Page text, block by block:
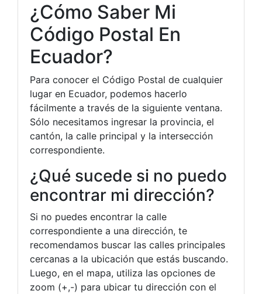
¿Cómo Saber Mi
Código Postal En
Ecuador?
Para conocer el Código Postal de cualquier
lugar en Ecuador, podemos hacerlo
fácilmente a través de la siguiente ventana.
Sólo necesitamos ingresar la provincia, el
cantón, la calle principal y la intersección
correspondiente.
¿Qué sucede si no puedo
encontrar mi dirección?
Si no puedes encontrar la calle
correspondiente a una dirección, te
recomendamos buscar las calles principales
cercanas a la ubicación que estás buscando.
Luego, en el mapa, utiliza las opciones de
zoom (+,-) para ubicar tu dirección con el